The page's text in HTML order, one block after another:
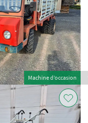
Machine d’occasion